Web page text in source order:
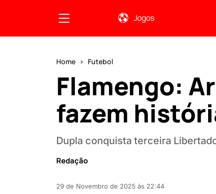
Jogos
Home Futebol
Flamengo:
fazem
Dupla conquista terceira
Redação
29 de Novembro de 2025 às 22:44